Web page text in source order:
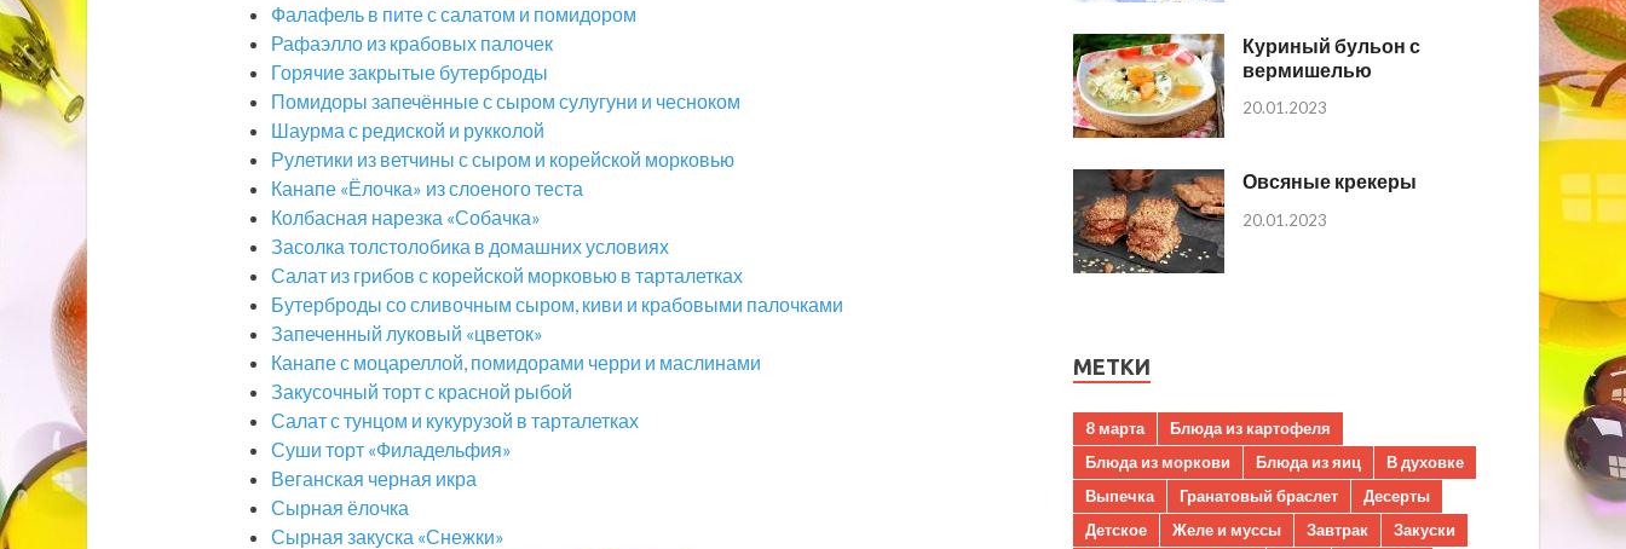
Фалафель в пите с салатом и помидором
Рафаэлло из крабовых палочек
Горячие закрытые бутерброды
Помидоры запечённые с сыром сулугуни и чесноком
Шаурма с редиской и рукколой
Рулетики из ветчины с сыром и корейской морковью
Канапе «Ёлочка» из слоеного теста
Колбасная нарезка «Собачка»
Засолка толстолобика в домашних условиях
Салат из грибов с корейской морковью в тарталетках
Бутерброды со сливочным сыром, киви и крабовыми палочками
Запеченный луковый «цветок»
Канапе с моцареллой, помидорами черри и маслинами
Закусочный торт с красной рыбой
Салат с тунцом и кукурузой в тарталетках
Суши торт «Филадельфия»
Веганская черная икра
Сырная ёлочка
Сырная закуска «Снежки»
Куриный бульон с
вермишелью
20.01.2023
Овсяные крекеры
20.01.2023
МЕТКИ
8 марта
Блюда из картофеля
Блюда из моркови
Блюда из яиц
В духовке
Выпечка
Гранатовый браслет
Десерты
Детское
Желе и муссы Завтрак
Закуски